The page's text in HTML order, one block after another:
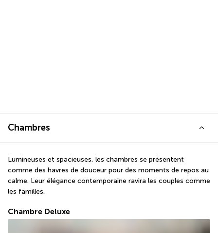
Chambres
Lumineuses et spacieuses, les chambres se présentent
comme des havres de douceur pour des moments de repos au
calme. Leur élégance contemporaine ravira les couples comme
les familles.
Chambre Deluxe